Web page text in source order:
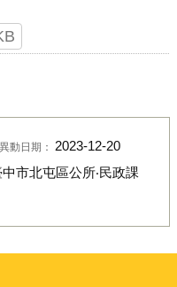
動日期： 2023-12-20
市北屯區公所‧民政課